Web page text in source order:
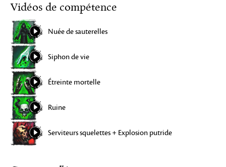
Vidéos de compétence
Nuée de sauterelles
Siphon de vie
Étreinte mortelle
Ruine
Serviteurs squelettes + Explosion putride